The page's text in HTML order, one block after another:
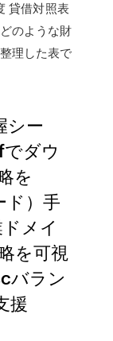
貸借対照表
のような財
理した表で
シー
ダウ
を
ド）手
メイ
を可視
バラン
援